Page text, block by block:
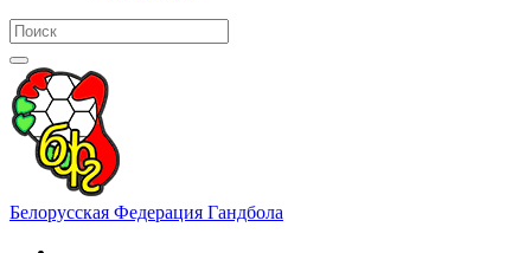
Белорусская Федерация Гандбола